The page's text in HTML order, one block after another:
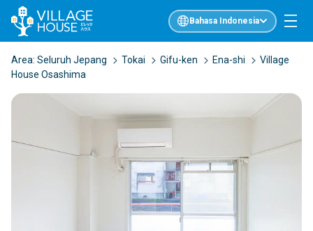
Bahasa Indonesia
Area: Seluruh Jepang Tokai Gifu-ken Ena-shi
Village
House Osashima